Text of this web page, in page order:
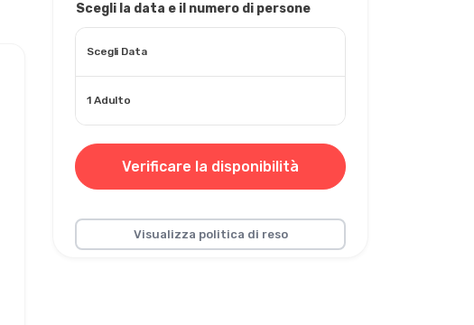
Scegli la data e il numero di persone
Scegli Data
1 Adulto
Verificare la disponibilità
Visualizza politica di reso